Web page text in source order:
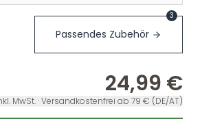
Passendes Zubehör
3
24,99 €
MwSt. · Versandkostenfrei ab 79 € (DE/AT)